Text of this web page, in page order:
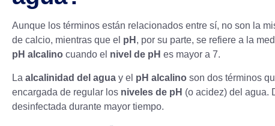
Aunque los términos están relacionados entre sí, no son la
de calcio, mientras que el pH , por su parte, se refiere a la
pH alcalino cuando el nivel de pH es mayor a 7.
La alcalinidad del agua y el pH alcalino son dos términos
encargada de regular los niveles de pH (o acidez) del agua.
desinfectada durante mayor tiempo.